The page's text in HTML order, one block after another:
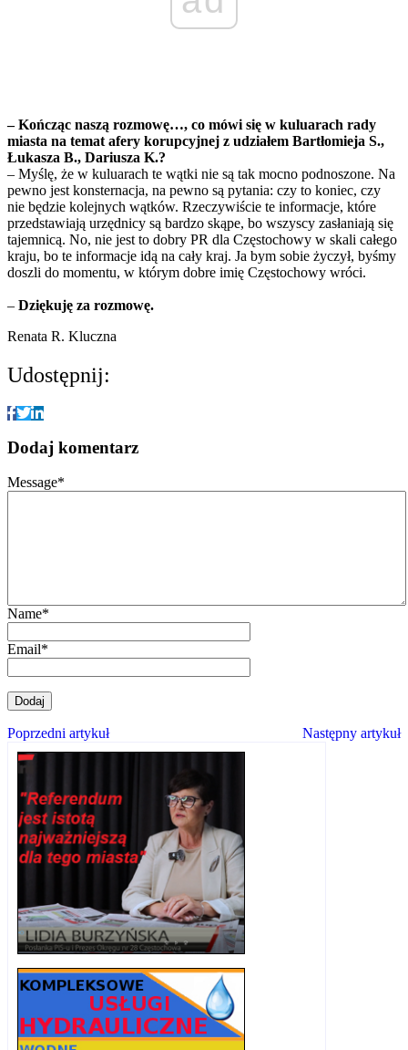
– Kończąc naszą rozmowę…, co mówi się w kuluarach rady
miasta na temat afery korupcyjnej z udziałem Bartłomieja S.,
Łukasza B., Dariusza K.?
– Myślę, że w kuluarach te wątki nie są tak mocno podnoszone. Na
pewno jest konsternacja, na pewno są pytania: czy to koniec, czy
nie będzie kolejnych wątków. Rzeczywiście te informacje, które
przedstawiają urzędnicy są bardzo skąpe, bo wszyscy zasłaniają się
tajemnicą. No, nie jest to dobry PR dla Częstochowy w skali całego
kraju, bo te informacje idą na cały kraj. Ja bym sobie życzył, byśmy
doszli do momentu, w którym dobre imię Częstochowy wróci.
– Dziękuję za rozmowę.
Renata R. Kluczna
Udostępnij:
Dodaj komentarz
Message*
Name*
Email*
Poprzedni artykuł Następny artykuł